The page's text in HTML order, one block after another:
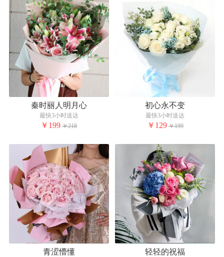
秦时丽人明月心
最快3小时送达
￥199 ￥218
初心永不变
最快3小时送达
￥129 ￥199
青涩懵懂 轻轻的祝福